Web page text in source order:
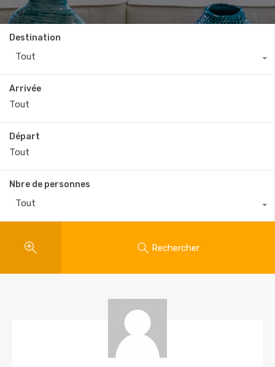
Destination
Tout
Arrivée
Départ
Nbre de personnes
Tout
Rechercher